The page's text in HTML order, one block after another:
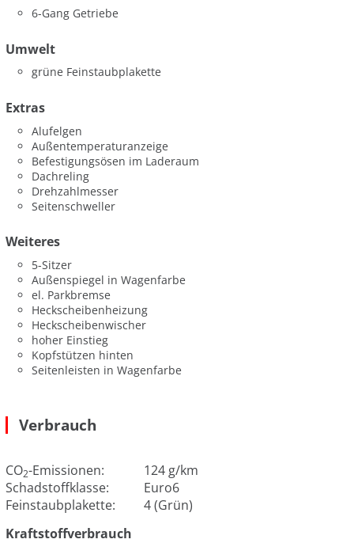
6-Gang Getriebe
Umwelt
grüne Feinstaubplakette
Extras
Alufelgen
Außentemperaturanzeige
Befestigungsösen im Laderaum
Dachreling
Drehzahlmesser
Seitenschweller
Weiteres
5-Sitzer
Außenspiegel in Wagenfarbe
el. Parkbremse
Heckscheibenheizung
Heckscheibenwischer
hoher Einstieg
Kopfstützen hinten
Seitenleisten in Wagenfarbe
Verbrauch
CO2-Emissionen:
124 g/km
Schadstoffklasse:
Euro6
Feinstaubplakette:
4 (Grün)
Kraftstoffverbrauch